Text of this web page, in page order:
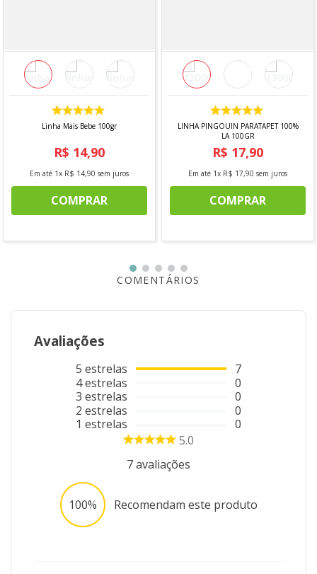
Linha Mais Bebe 100gr
R$ 14,90
Em até 1x R$ 14,90 sem juros
COMPRAR
LINHA PINGOUIN PARATAPET 100%
LA 100GR
R$ 17,90
Em até 1x R$ 17,90 sem juros
COMPRAR
COMENTÁRIOS
Avaliações
5 estrelas
4estrelas
3 estrelas
2 estrelas
1 estrelas
7
0
0
0
0
5.0
7avaliações
100% Recomendam este produto